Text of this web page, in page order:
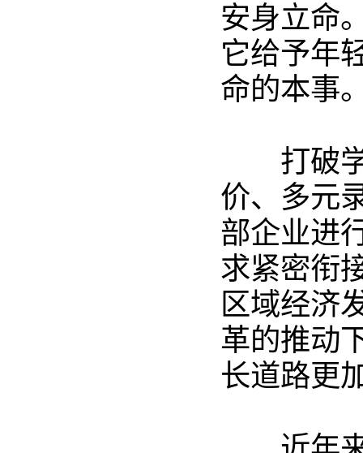
安身立命
它给予年
命的本事
打破
价、多元
部企业进
求紧密衔
区域经济
革的推动
长道路更